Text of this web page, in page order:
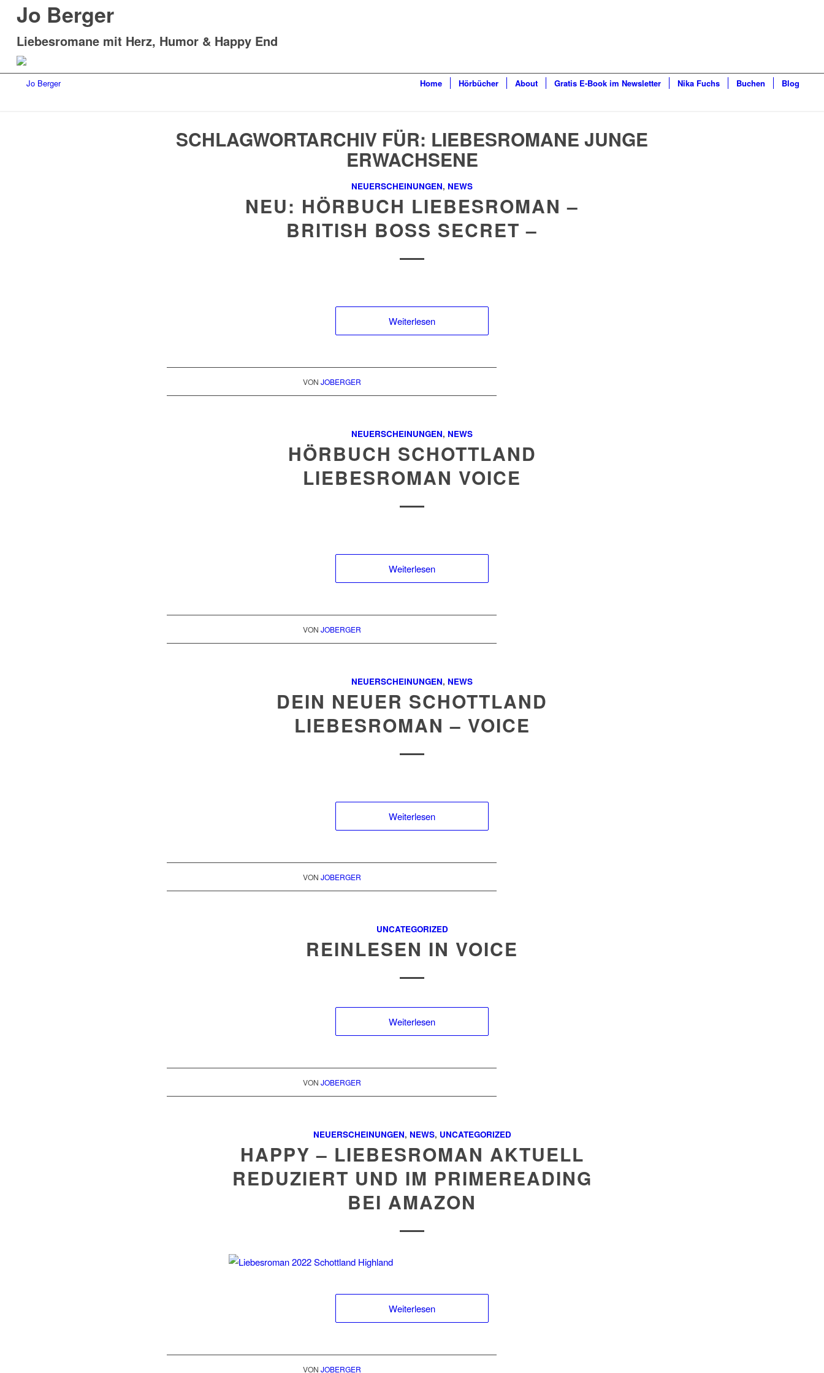
Jo Berger
Liebesromane mit Herz, Humor & Happy End
Home Hörbücher About Gratis E-Book im Newsletter Nika Fuchs Buchen Blog
SCHLAGWORTARCHIV FÜR: LIEBESROMANE JUNGE
ERWACHSENE
NEUERSCHEINUNGEN, NEWS
NEU: HÖRBUCH LIEBESROMAN –
BRITISH BOSS SECRET –
Weiterlesen
VON JOBERGER
NEUERSCHEINUNGEN, NEWS
HÖRBUCH SCHOTTLAND
LIEBESROMAN VOICE
Weiterlesen
VON JOBERGER
NEUERSCHEINUNGEN, NEWS
DEIN NEUER SCHOTTLAND
LIEBESROMAN – VOICE
Weiterlesen
VON JOBERGER
UNCATEGORIZED
REINLESEN IN VOICE
Weiterlesen
VON JOBERGER
NEUERSCHEINUNGEN, NEWS, UNCATEGORIZED
HAPPY – LIEBESROMAN AKTUELL
REDUZIERT UND IM PRIMEREADING
BEI AMAZON
Weiterlesen
VON JOBERGER